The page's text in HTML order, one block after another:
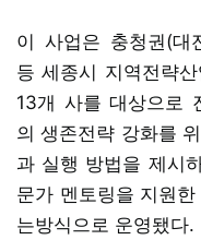
이 사업은 충청권(대
등 세종시 지역전략
13개 사를 대상으로
의 생존전략 강화를
과 실행 방법을 제시
문가 멘토링을 지원
는방식으로 운영됐다.